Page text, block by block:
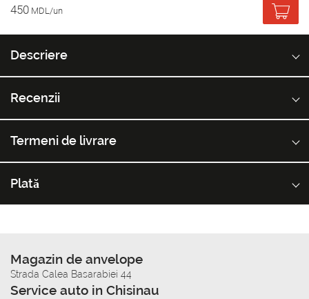
450 MDL/un
Descriere
Recenzii
Termeni de livrare
Plată
Magazin de anvelope
Strada Calea Basarabiei 44
Service auto in Chisinau